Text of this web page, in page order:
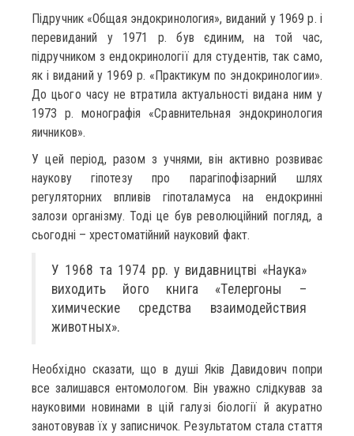
Підручник «Общая эндокринология», виданий у 1969 р. і
перевиданий у 1971 р. був єдиним, на той час,
підручником з ендокринології для студентів, так само,
як і виданий у 1969 р. «Практикум по эндокринологии».
До цього часу не втратила актуальності видана ним у
1973 р. монографія «Сравнительная эндокринология
яичников».
У цей період, разом з учнями, він активно розвиває
наукову гіпотезу про парагіпофізарний шлях
регуляторних впливів гіпоталамуса на ендокринні
залози організму. Тоді це був революційний погляд, а
сьогодні – хрестоматійний науковий факт.
У 1968 та 1974 рр. у видавництві «Наука»
виходить його книга «Телергоны –
химические средства взаимодействия
животных».
Необхідно сказати, що в душі Яків Давидович попри
все залишався ентомологом. Він уважно слідкував за
науковими новинами в цій галузі біології й акуратно
занотовував їх у записничок. Результатом стала стаття